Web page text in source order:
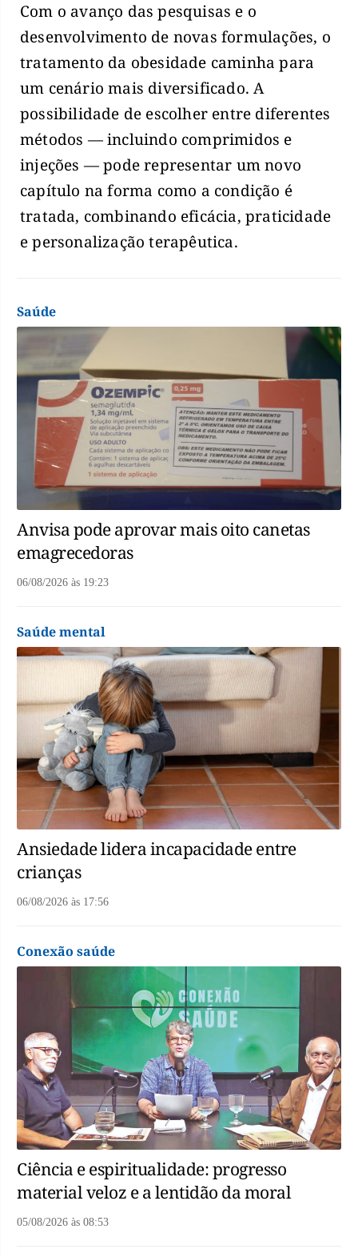
Com o avanço das pesquisas e o
desenvolvimento de novas formulações, o
tratamento da obesidade caminha para
um cenário mais diversificado. A
possibilidade de escolher entre diferentes
métodos — incluindo comprimidos e
injeções — pode representar um novo
capítulo na forma como a condição é
tratada, combinando eficácia, praticidade
e personalização terapêutica.
Saúde
Anvisa pode aprovar mais oito canetas
emagrecedoras
06/08/2026 às 19:23
Saúde mental
Ansiedade lidera incapacidade entre
crianças
06/08/2026 às 17:56
Conexão saúde
Ciência e espiritualidade: progresso
material veloz e a lentidão da moral
05/08/2026 às 08:53